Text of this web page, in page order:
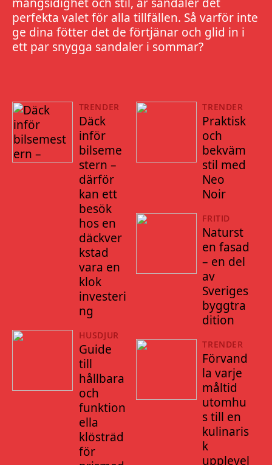
perfekta valet för alla tillfällen. Så varför inte
ge dina fötter det de förtjänar och glid in i
ett par snygga sandaler i sommar?
TRENDER
Däck
inför
bilseme
stern –
därför
kan ett
besök
hos en
däckver
kstad
vara en
klok
investeri
ng
HUSDJUR
Guide
till
hållbara
och
funktion
ella
klösträd
för
TRENDER
Praktisk
och
bekväm
stil med
Neo
Noir
FRITID
Naturst
en fasad
– en del
av
Sveriges
byggtra
dition
TRENDER
Förvand
la varje
måltid
utomhu
s till en
kulinaris
k
upplevel